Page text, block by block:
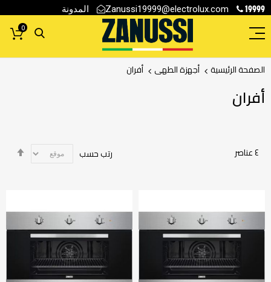
19999
Zanussi19999@electrolux.com المدونة
0
الصفحة الرئيسية أجهزة الطهى أفران
أفران
٤عناصر رتب حسب